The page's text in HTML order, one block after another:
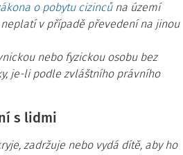
o pobytu cizincůna území
v případě převedení na jinou
nebo fyzickou osobu bez
je-li podle zvláštního právního
s lidmi
zadržuje nebo vydá dítě, aby ho